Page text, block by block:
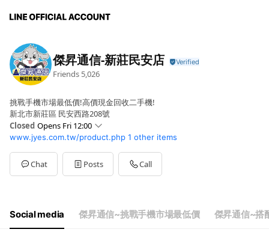
傑昇通信-新莊民安店
Friends 5,026
挑戰手機市場最低價!高價現金回收二手機!
新北市新莊區 民安西路208號
Closed Opens Fri 12:00
Sun11:30 - 21:30
Mon12:00 - 21:30
Tue12:00 - 21:30
Wed12:00 - 21:30
11:30 - 21:30
門市全年無休，誠摯為您服務
www.jyes.com.tw/product.php 1 other items
Chat Posts Call
Social media 傑昇通信~挑戰手機市場最低價 傑昇通信~搭